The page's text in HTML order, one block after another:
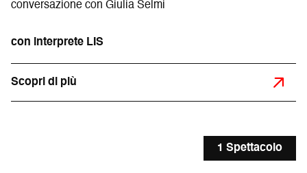
conversazione con Giulia Selmi
con interprete LIS
Scopri di più
1 Spettacolo